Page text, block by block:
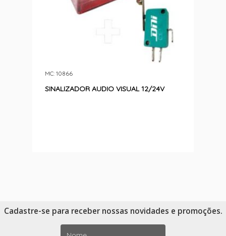
SINALIZADOR AUDIO VISUAL 12/24V
MC: 10866
Cadastre-se para receber nossas novidades e promoções.